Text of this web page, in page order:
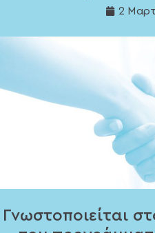
2
Γνωστοποιείται